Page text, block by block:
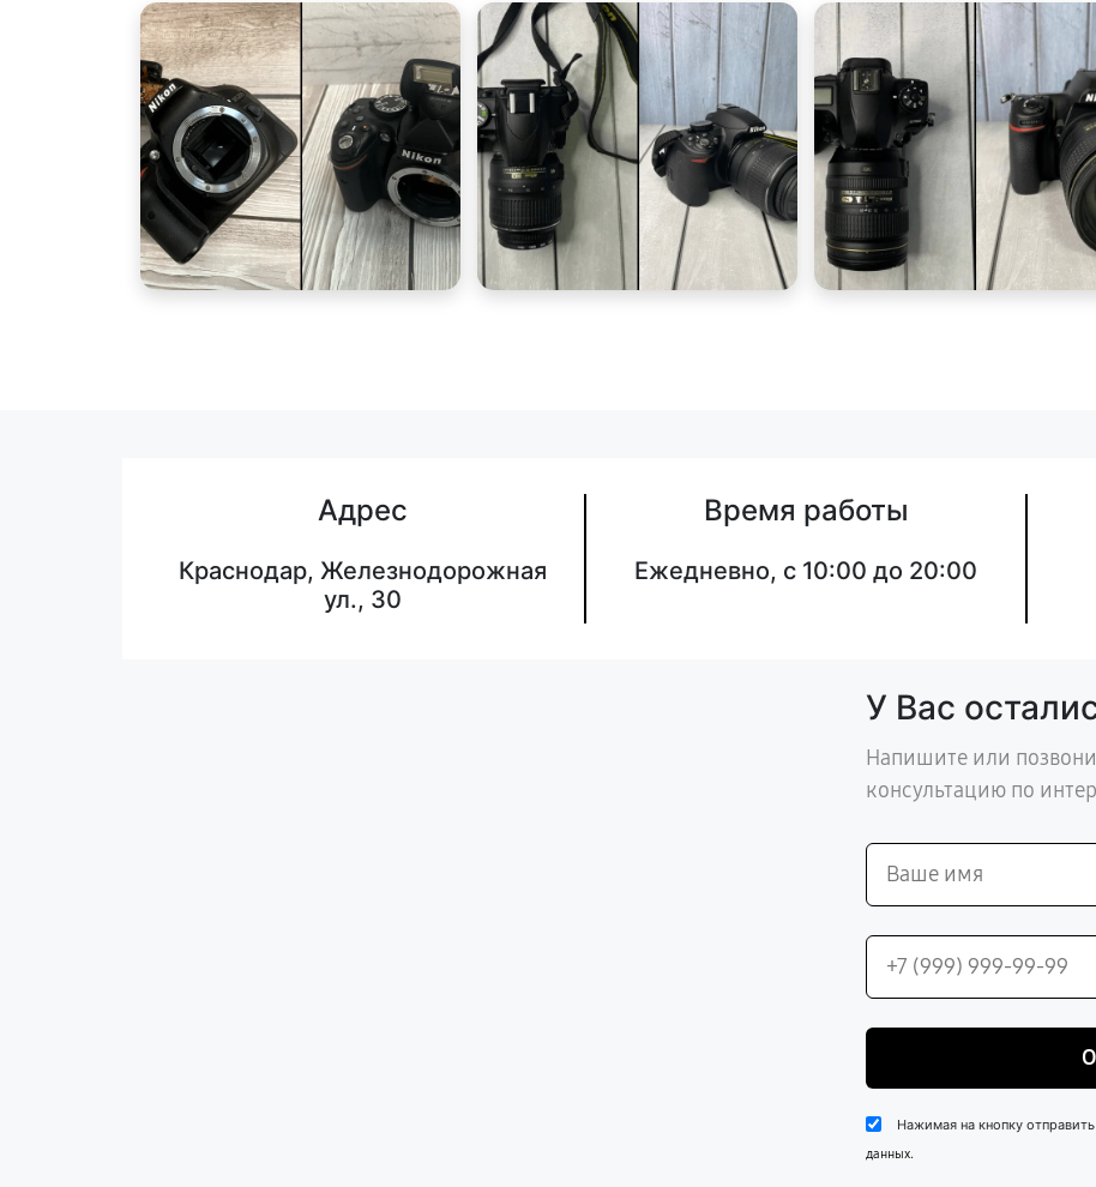
Адрес
Краснодар, Железнодорожная
ул., 30
Время работы
Ежедневно, с 10:00 до 20:00
У Вас
Напишите или
консультацию по
Нажимая на кнопку
данных.